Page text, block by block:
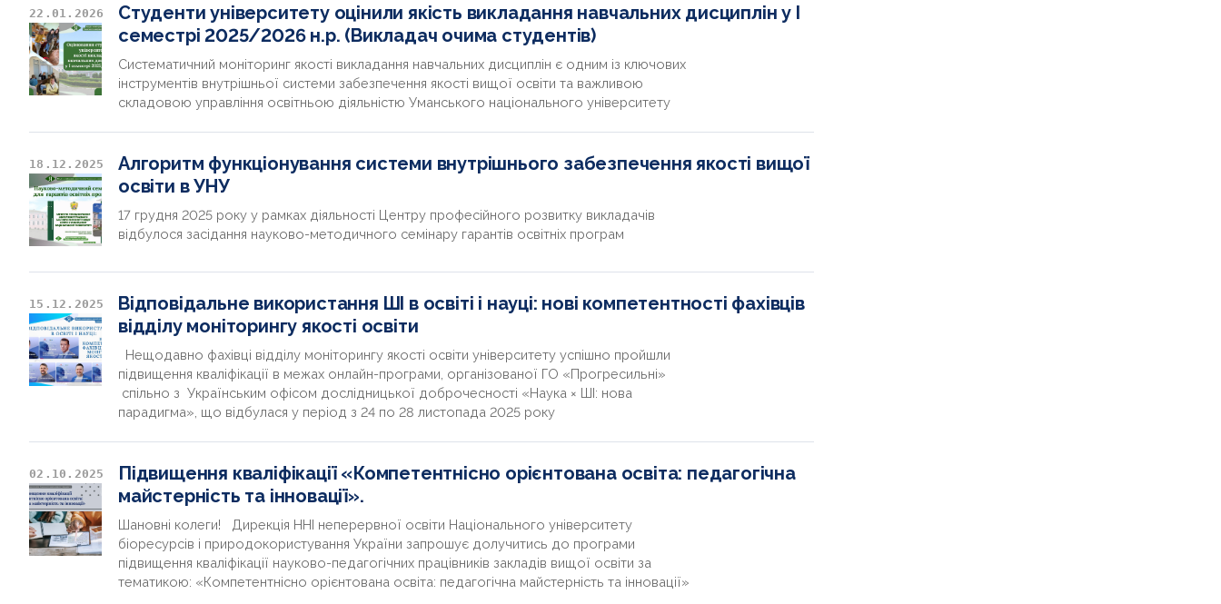
22.01.2026
Студенти університету оцінили якість викладання навчальних дисциплін у І
семестрі 2025/2026 н.р. (Викладач очима студентів)
Систематичний моніторинг якості викладання навчальних дисциплін є одним із ключових
інструментів внутрішньої системи забезпечення якості вищої освіти та важливою
складовою управління освітньою діяльністю Уманського національного університету
18.12.2025
Алгоритм функціонування системи внутрішнього забезпечення якості вищої
освіти в УНУ
17 грудня 2025 року у рамках діяльності Центру професійного розвитку викладачів
відбулося засідання науково-методичного семінару гарантів освітніх програм
15.12.2025
Відповідальне використання ШІ в освіті і науці: нові компетентності фахівців
відділу моніторингу якості освіти
Нещодавно фахівці відділу моніторингу якості освіти університету успішно пройшли
підвищення кваліфікації в межах онлайн-програми, організованої ГО «Прогресильні»
спільно з Українським офісом дослідницької доброчесності «Наука × ШІ: нова
парадигма», що відбулася у період з 24 по 28 листопада 2025 року
02.10.2025
Підвищення кваліфікації «Компетентнісно орієнтована освіта: педагогічна
майстерність та інновації».
Шановні колеги! Дирекція HHI неперервної освіти Національного університету
біоресурсів i природокористування України запрошує долучитись до програми
підвищення кваліфікації науково-педагогічних працівників закладів вищої освіти за
тематикою: «Компетентнісно орієнтована освіта: педагогічна майстерність та інновації»